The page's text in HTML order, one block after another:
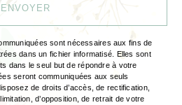
ENVOYER
sont nécessaires aux fins de
dans un fichier informatisé. Elles sont
dans le seul but de répondre à votre
seront communiquées aux seuls
de droits d’accès, de rectification,
d’opposition, de retrait de votre